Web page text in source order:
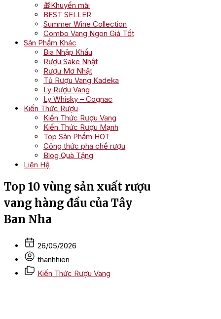
🎁Khuyến mãi
BEST SELLER
Summer Wine Collection
Combo Vang Ngon Giá Tốt
Sản Phẩm Khác
Bia Nhập Khẩu
Rượu Sake Nhật
Rượu Mơ Nhật
Tủ Rượu Vang Kadeka
Ly Rượu Vang
Ly Whisky – Cognac
Kiến Thức Rượu
Kiến Thức Rượu Vang
Kiến Thức Rượu Mạnh
Top Sản Phẩm HOT
Công thức pha chế rượu
Blog Quà Tặng
Liên Hệ
Top 10 vùng sản xuất rượu
vang hàng đầu của Tây
Ban Nha
26/05/2026
thanhhien
Kiến Thức Rượu Vang